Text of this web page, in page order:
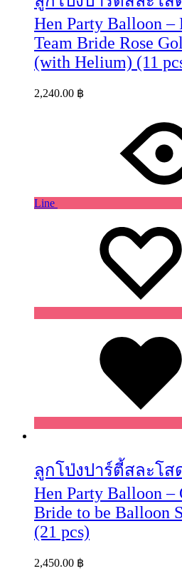
Hen Party Balloon –
Team Bride Rose
(with Helium) (11
2,240.00 ฿
Line
ลูกโป่งปาร์ตี้สละโส
Hen Party Balloon –
Bride to be Balloon
(21 pcs)
2,450.00 ฿